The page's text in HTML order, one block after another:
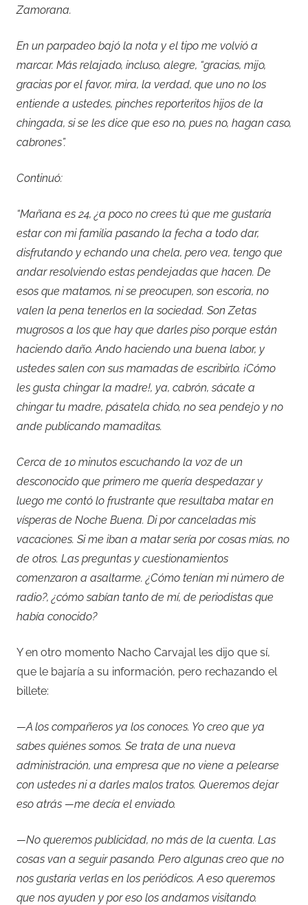
Zamorana.
En un parpadeo bajó la nota y el tipo me volvió a
marcar. Más relajado, incluso, alegre, “gracias, mijo,
gracias por el favor, mira, la verdad, que uno no los
entiende a ustedes, pinches reporteritos hijos de la
chingada, si se les dice que eso no, pues no, hagan caso,
cabrones”.
Continuó:
“Mañana es 24, ¿a poco no crees tú que me gustaría
estar con mi familia pasando la fecha a todo dar,
disfrutando y echando una chela, pero vea, tengo que
andar resolviendo estas pendejadas que hacen. De
esos que matamos, ni se preocupen, son escoria, no
valen la pena tenerlos en la sociedad. Son Zetas
mugrosos a los que hay que darles piso porque están
haciendo daño. Ando haciendo una buena labor, y
ustedes salen con sus mamadas de escribirlo. ¡Cómo
les gusta chingar la madre!, ya, cabrón, sácate a
chingar tu madre, pásatela chido, no sea pendejo y no
ande publicando mamaditas.
Cerca de 10 minutos escuchando la voz de un
desconocido que primero me quería despedazar y
luego me contó lo frustrante que resultaba matar en
vísperas de Noche Buena. Di por canceladas mis
vacaciones. Si me iban a matar sería por cosas mías, no
de otros. Las preguntas y cuestionamientos
comenzaron a asaltarme. ¿Cómo tenían mi número de
radio?, ¿cómo sabían tanto de mí, de periodistas que
había conocido?
Y en otro momento Nacho Carvajal les dijo que sí,
que le bajaría a su información, pero rechazando el
billete:
—A los compañeros ya los conoces. Yo creo que ya
sabes quiénes somos. Se trata de una nueva
administración, una empresa que no viene a pelearse
con ustedes ni a darles malos tratos. Queremos dejar
eso atrás —me decía el enviado.
—No queremos publicidad, no más de la cuenta. Las
cosas van a seguir pasando. Pero algunas creo que no
nos gustaría verlas en los periódicos. A eso queremos
que nos ayuden y por eso los andamos visitando.